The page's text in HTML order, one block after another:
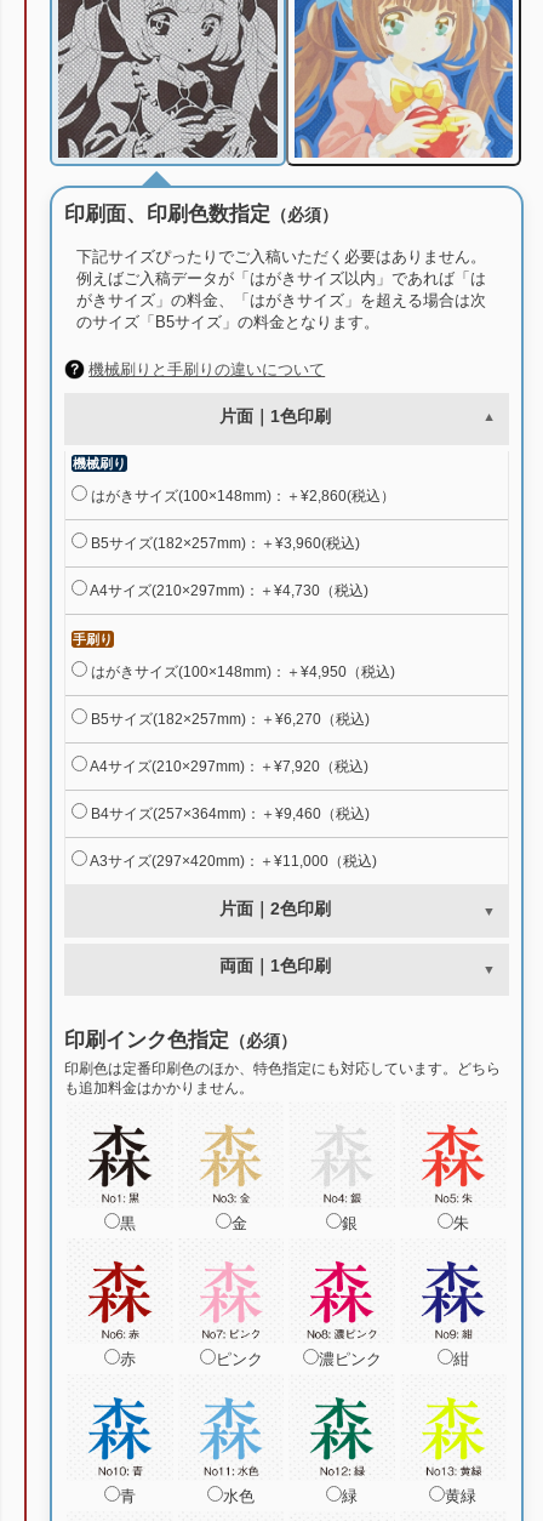
印刷面、印刷色数指定 （必須）
下記サイズぴったりでご入稿いただく必要はありません。
例えばご入稿データが「はがきサイズ以内」であれば「は
がきサイズ」の料金、「はがきサイズ」を超える場合は次
のサイズ「B5サイズ」の料金となります。
機械刷りと手刷りの違いについて
片面｜1色印刷
機械刷り
はがきサイズ(100×148mm)：＋¥2,860(税込）
B5サイズ(182×257mm)：＋¥3,960(税込)
A4サイズ(210×297mm)：＋¥4,730（税込)
手刷り
はがきサイズ(100×148mm)：＋¥4,950（税込)
B5サイズ(182×257mm)：＋¥6,270（税込)
A4サイズ(210×297mm)：＋¥7,920（税込)
B4サイズ(257×364mm)：＋¥9,460（税込)
A3サイズ(297×420mm)：＋¥11,000（税込)
片面｜2色印刷
両面｜1色印刷
印刷インク色指定 （必須）
印刷色は定番印刷色のほか、特色指定にも対応しています。どちら
も追加料金はかかりません。
黒 金 銀 朱
赤 ピンク 濃ピンク 紺
青 水色 緑 黄緑